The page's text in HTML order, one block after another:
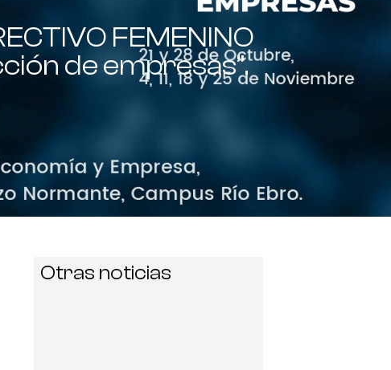
FEMENINO
de empresas”.
Otras noticias